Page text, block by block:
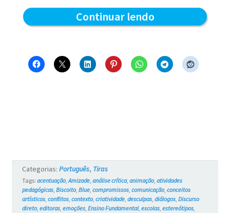
Continuar lendoA
do
os
Gatos
#745
Categorias: Português, Tiras
Tags: acentuação,Amizade, análise crítica, animação, atividades
pedagógicas, Biscoito, Blue, compromissos, comunicação, conceitos
artísticos, conflitos, contexto, criatividade, desculpas, diálogos, Discurso
direto, editoras, emoções, Ensino Fundamental, escolas, estereótipos,